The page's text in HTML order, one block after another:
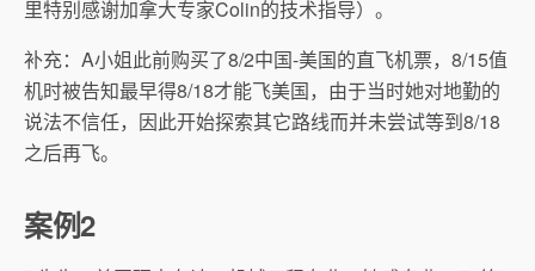
里特别感谢加拿大专家Colin的技术指导）。
补充：A小姐此前购买了8/2中国-美国的直飞机票，8/15值
机时被告知最早得8/18才能飞美国，由于当时她对地勤的
说法不信任，因此开始探索其它路线而并未尝试等到8/18
之后再飞。
案例2